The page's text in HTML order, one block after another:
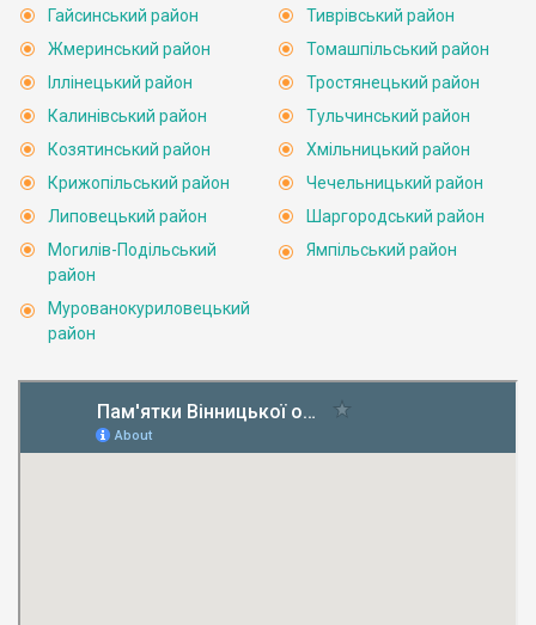
Гайсинський район
Жмеринський район
Іллінецький район
Калинівський район
Козятинський район
Крижопільський район
Липовецький район
Могилів-Подільський
район
Мурованокуриловецький
район
Тиврівський район
Томашпільський район
Тростянецький район
Тульчинський район
Хмільницький район
Чечельницький район
Шаргородський район
Ямпільський район